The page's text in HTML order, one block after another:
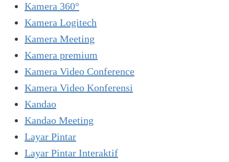
Kamera 360°
Kamera Logitech
Kamera Meeting
Kamera premium
Kamera Video Conference
Kamera Video Konferensi
Kandao
Kandao Meeting
Layar Pintar
Layar Pintar Interaktif